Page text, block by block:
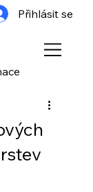
Přihlásit se